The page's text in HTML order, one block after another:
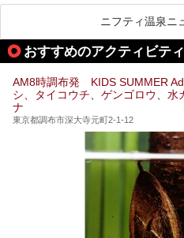
この記事では、塩原温
宿泊施設と観光・グル
ます。
塩原温泉で、いつも
みませんか。
メインとなる天然温
やキッズエリア、カ
ェックしてきました！
ニフティ温泉ニ
おすすめのアクティビテ
AM8時調布発 KIDS SUMMER
シ、タイコウチ、ゲンゴロウ、
ナ
東京都調布市深大寺元町2-1-12